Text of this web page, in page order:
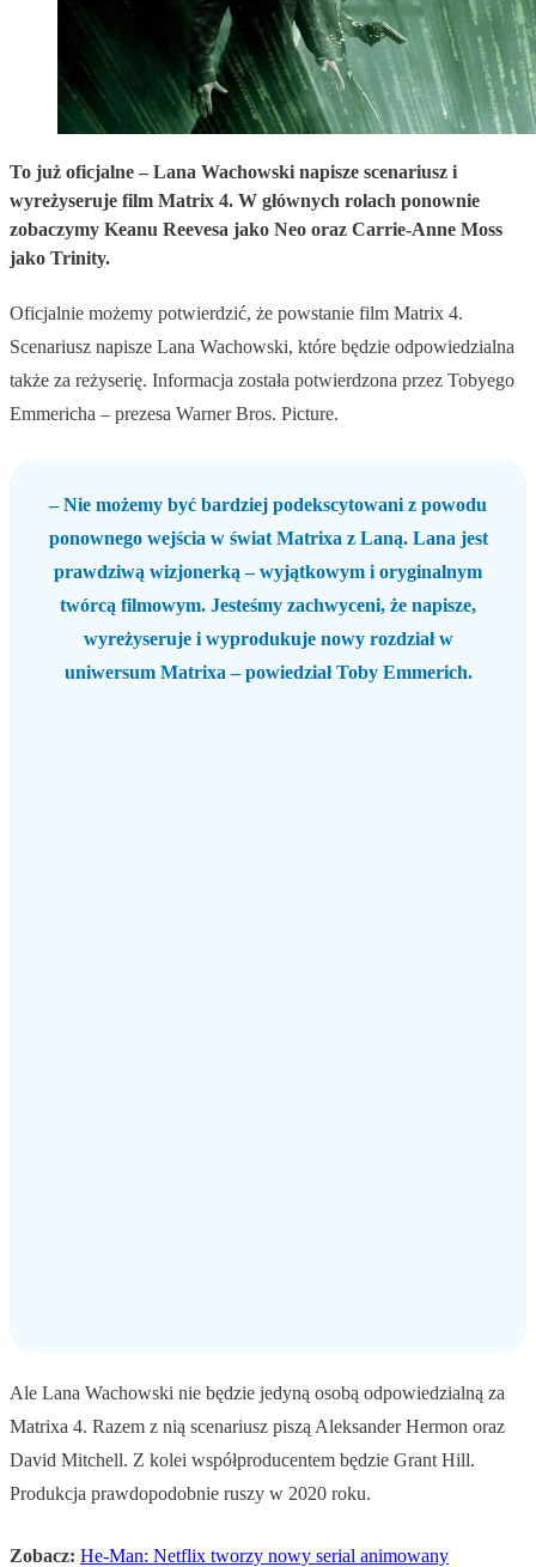
To już oficjalne – Lana Wachowski napisze scenariusz i
wyreżyseruje film Matrix 4. W głównych rolach ponownie
zobaczymy Keanu Reevesa jako Neo oraz Carrie-Anne Moss
jako Trinity.
Oficjalnie możemy potwierdzić, że powstanie film Matrix 4.
Scenariusz napisze Lana Wachowski, które będzie odpowiedzialna
także za reżyserię. Informacja została potwierdzona przez Tobyego
Emmericha – prezesa Warner Bros. Picture.
– Nie możemy być bardziej podekscytowani z powodu
ponownego wejścia w świat Matrixa z Laną. Lana jest
prawdziwą wizjonerką – wyjątkowym i oryginalnym
twórcą filmowym. Jesteśmy zachwyceni, że napisze,
wyreżyseruje i wyprodukuje nowy rozdział w
uniwersum Matrixa – powiedział Toby Emmerich.
Ale Lana Wachowski nie będzie jedyną osobą odpowiedzialną za
Matrixa 4. Razem z nią scenariusz piszą Aleksander Hermon oraz
David Mitchell. Z kolei współproducentem będzie Grant Hill.
Produkcja prawdopodobnie ruszy w 2020 roku.
Zobacz: He-Man: Netflix tworzy nowy serial animowany